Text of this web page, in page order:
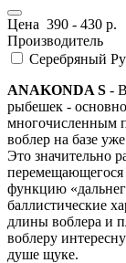
Цена 390 - 430 р.
Производитель
Серебряный
ANAKONDA S -
рыбешек -
многочисленным
воблер на базе
Это значительно
перемещающегося
функцию
баллистические
длины воблера и
воблеру
душе щуке.